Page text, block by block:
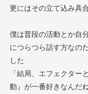
更にはその立て込み具
僕は普段の活動とか自
につらつら話す方なの
した
「結局、エフェクター
動』が一番好きなんだね